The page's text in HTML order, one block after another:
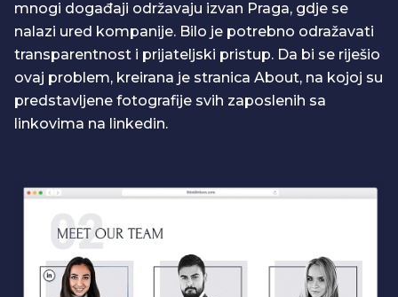
mnogi događaji održavaju izvan Praga, gdje se
nalazi ured kompanije. Bilo je potrebno odražavati
transparentnost i prijateljski pristup. Da bi se riješio
ovaj problem, kreirana je stranica About, na kojoj su
predstavljene fotografije svih zaposlenih sa
linkovima na linkedin.